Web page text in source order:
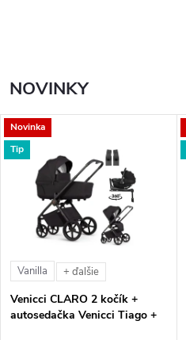
NOVINKY
Novinka
Tip
Vanilla + ďalšie
Venicci CLARO 2 kočík +
autosedačka Venicci Tiago +